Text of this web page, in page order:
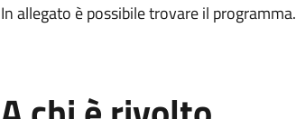
In allegato è possibile trovare il programma.